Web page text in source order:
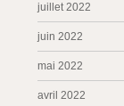
juillet 2022
juin 2022
mai 2022
avril 2022